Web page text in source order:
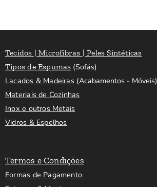
Tecidos | Microfibras | Peles Sintéticas
Tipos de Espumas (Sofás)
Lacados & Madeiras(Acabamentos - Móveis)
Materiais de Cozinhas
Inox e outros Metais
Vidros & Espelhos
Termos e Condições
Formas de Pagamento